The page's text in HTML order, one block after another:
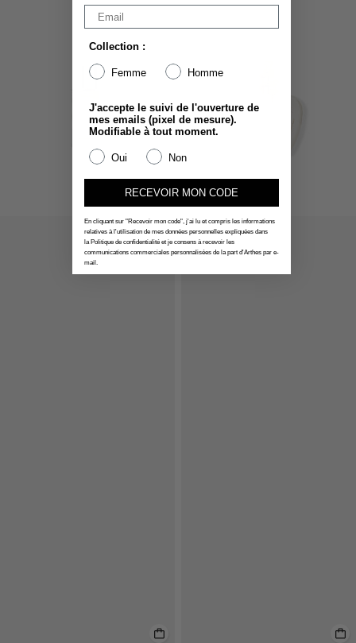
Collection :
Femme Homme
J'accepte le suivi de l'ouverture de
mes emails (pixel de mesure).
Modifiable à tout moment.
Oui Non
RECEVOIR MON CODE
En cliquant sur "Recevoir mon code", j'ai lu et compris les informations
relatives à l'utilisation de mes données personnelles expliquées dans
la Politique de confidentialité et je consens à recevoir les
communications commerciales personnalisées de la part d'Arthes par e-
mail.